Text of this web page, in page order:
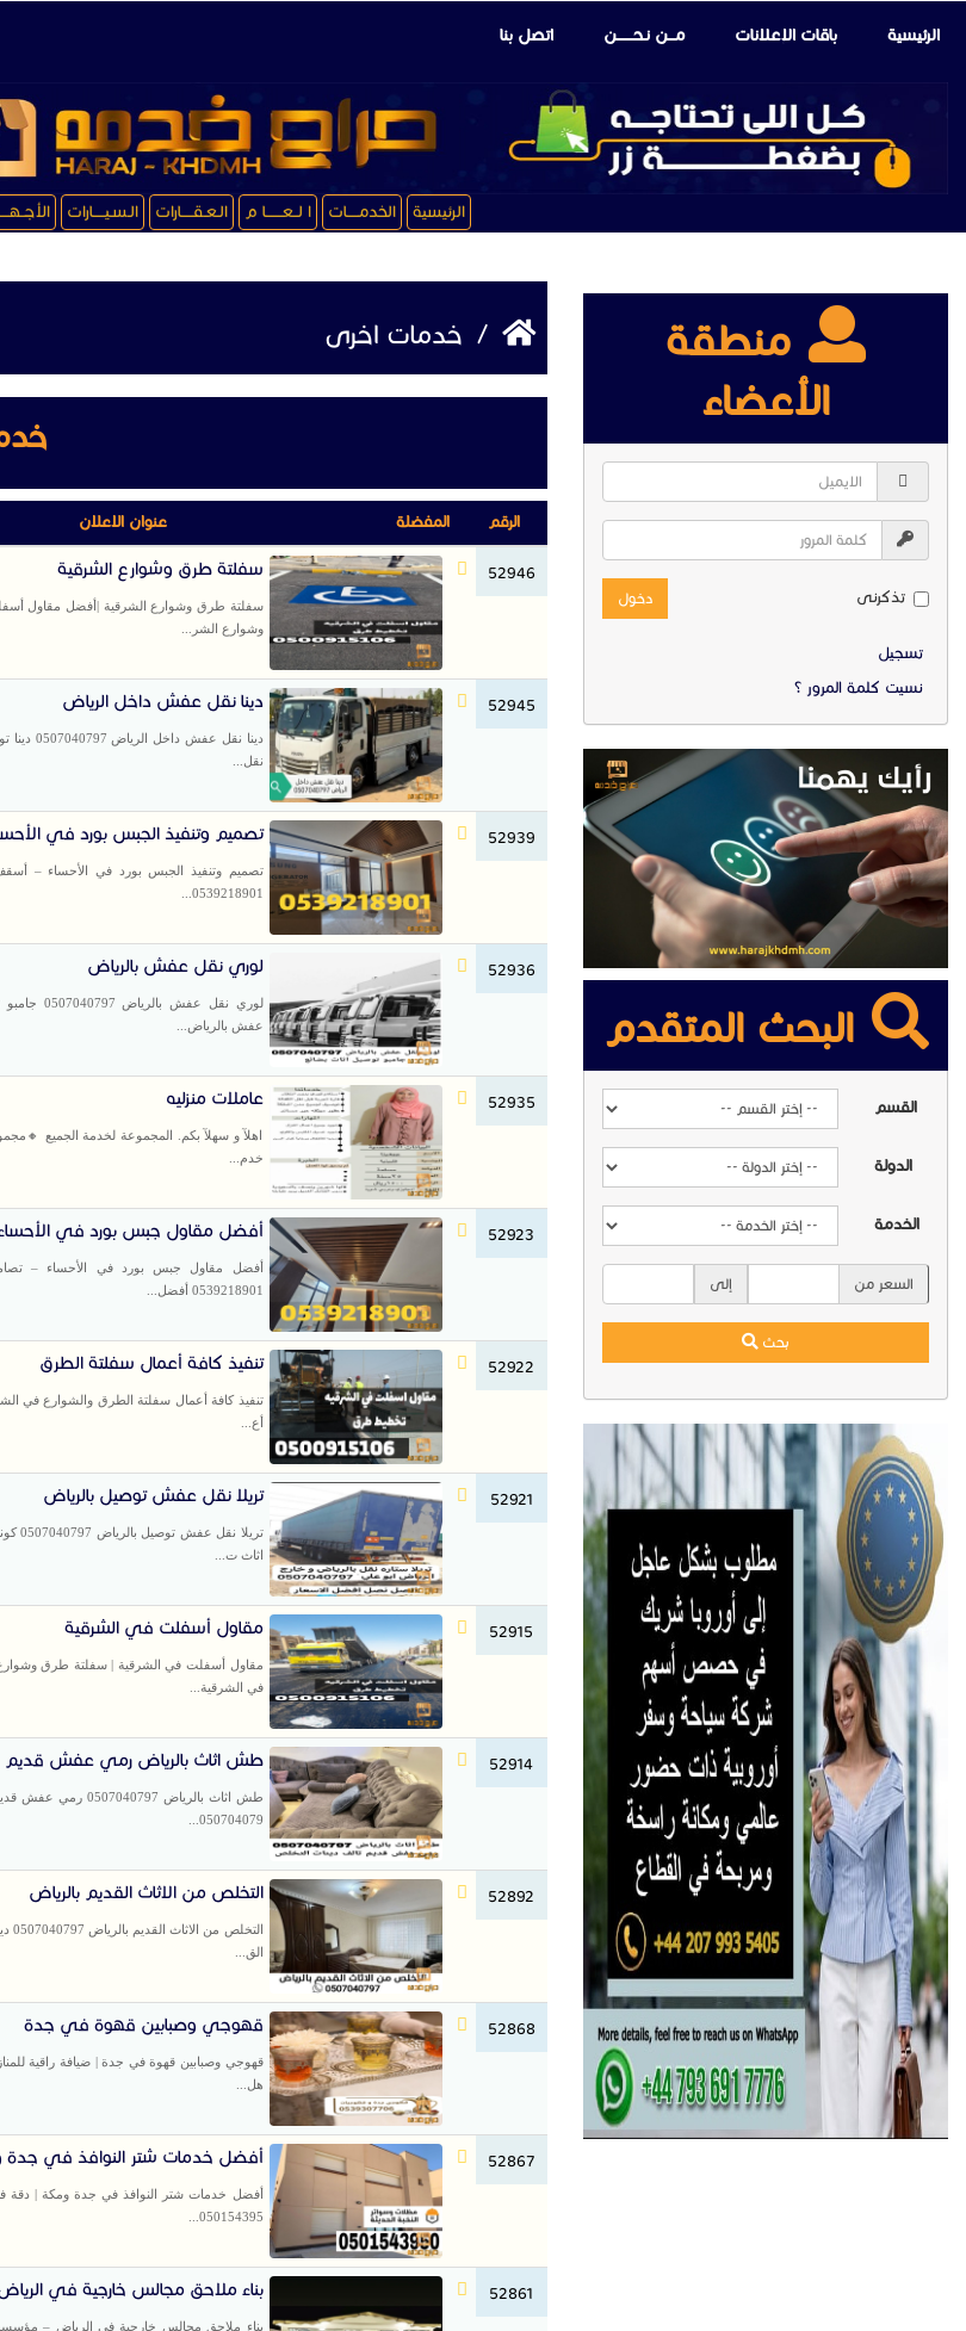
الرئيسية باقات الإعلانات مـــن نـحـــــــن اتصل بنا
الرئيسية الخدمـــــات ا لــعـــــــا م الـعـقـــــارات الـسـيـــــارات
منطقة
الأعضاء
تذكرنى دخول
تسجيل
نسيت كلمة المرور ؟
البحث المتقدم
القسم
الدولة
الخدمة
السعر من إلى
بحث
/ خدمات اخرى
الرقم المفضلة عنوان الاعلان
52946 سفلتة طرق وشوارع الشرقية
وشوارع الشر...
52945 دينا نقل عفش داخل الرياض
دينا نقل
نقل...
52939 تصميم وتنفيذ الجبس بورد في
تصميم وتنفيذ الجبس بورد في الأحساء –
0539218901...
52936 لوري نقل عفش بالرياض
لوري نقل
عفش بالرياض...
52935 عاملات منزليه
اهلآ و سهلآ بكم. المجموعة لخدمة الجميع
خدم...
52923 أفضل مقاول جبس بورد في
أفضل مقاول جبس بورد في الأحساء –
0539218901 أفضل...
52922 تنفيذ كافة أعمال سفلتة الطرق
أع...
52921 تريلا نقل عفش توصيل بالرياض
تريلا
اثاث ت...
52915 مقاول أسفلت في الشرقية
في الشرقية...
52914 طش اثاث بالرياض رمي عفش قديم
طش اثاث بالرياض
050704079...
52892 التخلص من الاثاث القديم بالرياض
الق...
52868 قهوجي وصبابين قهوة في جدة
هل...
52867 أفضل خدمات شتر النوافذ في جدة
أفضل خدمات شتر النوافذ في جدة ومكة | دقة
050154395...
52861 بناء ملاحق مجالس خارجية في